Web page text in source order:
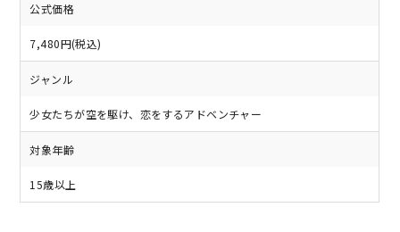
公式価格
7,480円(税込)
ジャンル
少女たちが空を駆け、恋をするアドベンチャー
対象年齢
15歳以上